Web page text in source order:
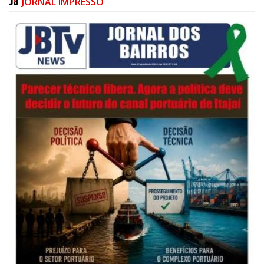
06/08/2026 | 07:00
Festival de Pesca de Praia vai celebrar o aniversário de Navegantes
ITAJAÍ